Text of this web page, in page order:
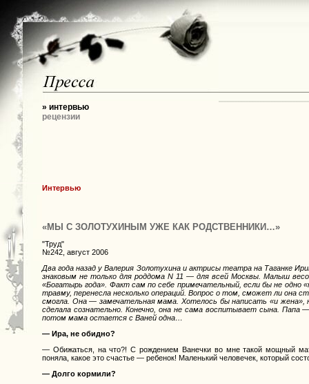
» интервью
рецензии
Интервью
«МЫ С ЗОЛОТУХИНЫМ УЖЕ КАК РОДСТВЕННИКИ…»
"Труд"
№242, август 2006
Два года назад у Валерия Золотухина и актрисы театра на Таганке
знаковым не только для роддома N 11 — для всей Москвы. Малыш
«Богатырь года». Факт сам по себе примечательный, если бы не одно
травму, перенесла несколько операций. Вопрос о том, сможет ли
смогла. Она — замечательная мама. Хотелось бы написать «и
сделала сознательно. Конечно, она не сама воспитывает сына.
потом мама остается с Ваней одна…
— Ира, не обидно?
— Обижаться, на что?! С рождением Ванечки во мне такой мощный
поняла, какое это счастье — ребенок! Маленький человечек, который
— Долго кормили?